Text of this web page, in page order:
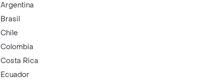
Argentina
Brasil
Chile
Colombia
Costa Rica
Ecuador